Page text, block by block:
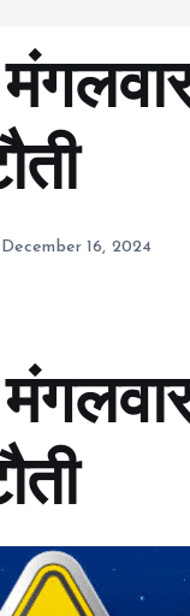
December 16, 2024